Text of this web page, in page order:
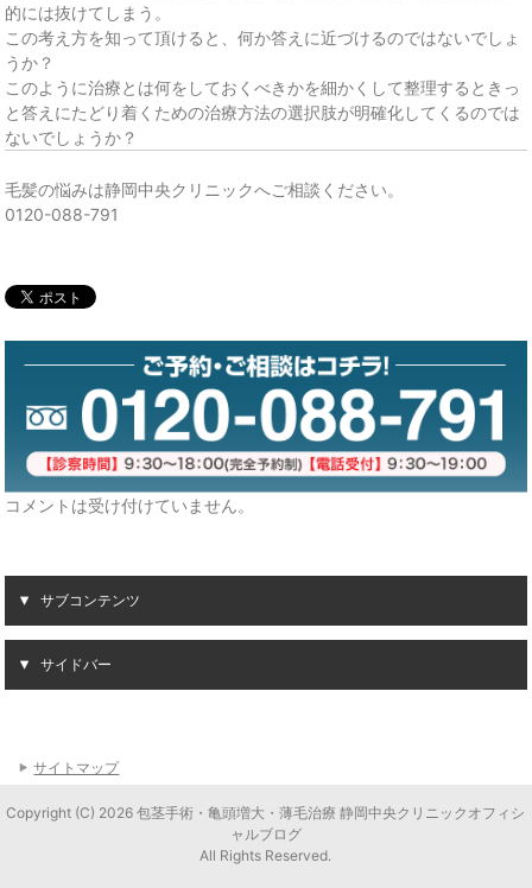
的には抜けてしまう。
この考え方を知って頂けると、何か答えに近づけるのではないでしょ
うか？
このように治療とは何をしておくべきかを細かくして整理するときっ
と答えにたどり着くための治療方法の選択肢が明確化してくるのでは
ないでしょうか？
毛髪の悩みは静岡中央クリニックへご相談ください。
0120-088-791
コメントは受け付けていません。
サブコンテンツ
サイドバー
サイトマップ
Copyright (C) 2026 包茎手術・亀頭増大・薄毛治療 静岡中央クリニックオフィシ
ャルブログ
All Rights Reserved.